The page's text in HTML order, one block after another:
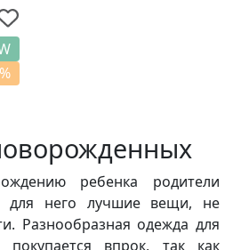
ребенка родители
для него лучшие вещи, не
Разнообразная одежда для
покупается впрок, так как